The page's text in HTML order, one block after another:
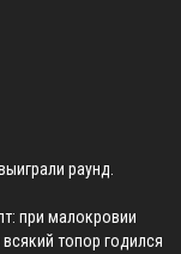
раунд.
при малокровии
топор годился